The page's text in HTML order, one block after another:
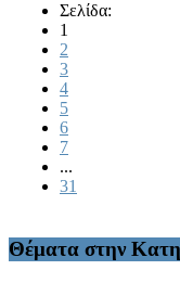
Σελίδα:
1
2
3
4
5
6
7
...
31
Θέματα στην